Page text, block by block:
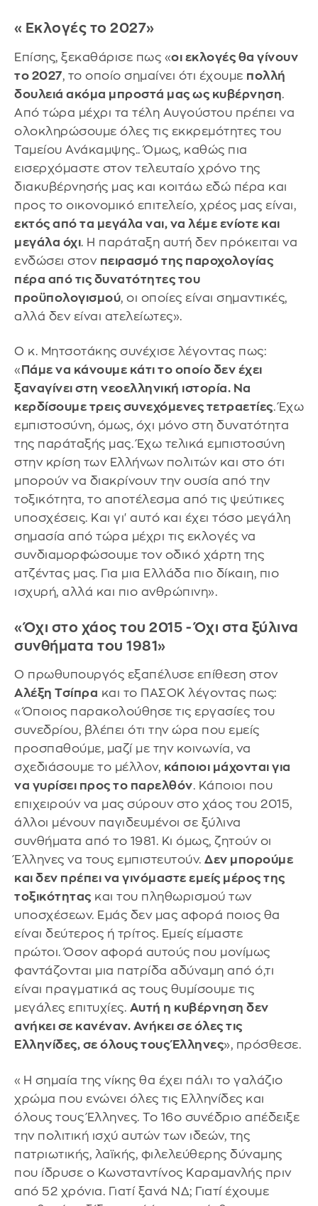
«Εκλογές το 2027»
Επίσης, ξεκαθάρισε πως «οι εκλογές θα γίνουν
το 2027, το οποίο σημαίνει ότι έχουμε πολλή
δουλειά ακόμα μπροστά μας ως κυβέρνηση.
Από τώρα μέχρι τα τέλη Αυγούστου πρέπει να
ολοκληρώσουμε όλες τις εκκρεμότητες του
Ταμείου Ανάκαμψης.. Όμως, καθώς πια
εισερχόμαστε στον τελευταίο χρόνο της
διακυβέρνησής μας και κοιτάω εδώ πέρα και
προς το οικονομικό επιτελείο, χρέος μας είναι,
εκτός από τα μεγάλα ναι, να λέμε ενίοτε και
μεγάλα όχι. Η παράταξη αυτή δεν πρόκειται να
ενδώσει στον πειρασμό της παροχολογίας
πέρα από τις δυνατότητες του
προϋπολογισμού, οι οποίες είναι σημαντικές,
αλλά δεν είναι ατελείωτες».
Ο κ. Μητσοτάκης συνέχισε λέγοντας πως:
« Πάμε να κάνουμε κάτι το οποίο δεν έχει
ξαναγίνει στη νεοελληνική ιστορία. Nα
κερδίσουμε τρεις συνεχόμενες τετραετίες. Έχω
εμπιστοσύνη, όμως, όχι μόνο στη δυνατότητα
της παράταξής μας. Έχω τελικά εμπιστοσύνη
στην κρίση των Ελλήνων πολιτών και στο ότι
μπορούν να διακρίνουν την ουσία από την
τοξικότητα, το αποτέλεσμα από τις ψεύτικες
υποσχέσεις. Και γι' αυτό και έχει τόσο μεγάλη
σημασία από τώρα μέχρι τις εκλογές να
συνδιαμορφώσουμε τον οδικό χάρτη της
ατζέντας μας. Για μια Ελλάδα πιο δίκαιη, πιο
ισχυρή, αλλά και πιο ανθρώπινη».
«Όχι στο χάος του 2015 - Όχι στα ξύλινα
συνθήματα του 1981»
Ο πρωθυπουργός εξαπέλυσε επίθεση στον
Αλέξη Τσίπρα και το ΠΑΣΟΚ λέγοντας πως:
«Όποιος παρακολούθησε τις εργασίες του
συνεδρίου, βλέπει ότι την ώρα που εμείς
προσπαθούμε, μαζί με την κοινωνία, να
σχεδιάσουμε το μέλλον, κάποιοι μάχονται για
να γυρίσει προς το παρελθόν. Κάποιοι που
επιχειρούν να μας σύρουν στο χάος του 2015,
άλλοι μένουν παγιδευμένοι σε ξύλινα
συνθήματα από το 1981. Κι όμως, ζητούν οι
Έλληνες να τους εμπιστευτούν. Δεν μπορούμε
και δεν πρέπει να γινόμαστε εμείς μέρος της
τοξικότητας και του πληθωρισμού των
υποσχέσεων. Εμάς δεν μας αφορά ποιος θα
είναι δεύτερος ή τρίτος. Εμείς είμαστε
πρώτοι. Όσον αφορά αυτούς που μονίμως
φαντάζονται μια πατρίδα αδύναμη από ό,τι
είναι πραγματικά ας τους θυμίσουμε τις
μεγάλες επιτυχίες. Αυτή η κυβέρνηση δεν
ανήκει σε κανέναν. Ανήκει σε όλες τις
Ελληνίδες, σε όλους τους Έλληνες», πρόσθεσε.
«Η σημαία της νίκης θα έχει πάλι το γαλάζιο
χρώμα που ενώνει όλες τις Ελληνίδες και
όλους τους Έλληνες. Το 16ο συνέδριο απέδειξε
την πολιτική ισχύ αυτών των ιδεών, της
πατριωτικής, λαϊκής, φιλελεύθερης δύναμης
που ίδρυσε ο Κωνσταντίνος Καραμανλής πριν
από 52 χρόνια. Γιατί ξανά ΝΔ; Γιατί έχουμε